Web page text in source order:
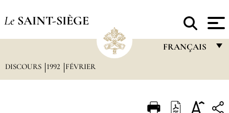
Le SAINT-SIÈGE
FRANÇAIS
ITALIANO
DISCOURS 1992 FÉVRIER